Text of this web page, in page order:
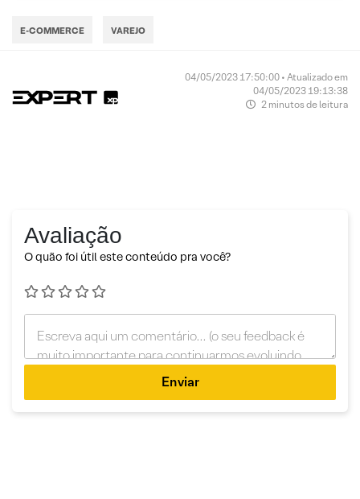
E-COMMERCE VAREJO
04/05/2023 17:50:00 • Atualizado em
04/05/2023 19:13:38
2 minutos de leitura
Avaliação
O quão foi útil este conteúdo pra você?
Enviar